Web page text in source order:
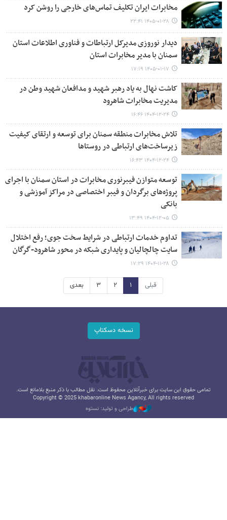
مخابرات ایران تکلیف تماس‌های خارجی را روشن کرد
۱۴۰۵-۰۱-۲۸ ۲۲:۴۱
دیدار نوروزی مدیرکل ارتباطات و فناوری اطلاعات استان
سمنان با مدیر مخابرات استان
۱۴۰۵-۰۱-۱۷ ۱۷:۱۹
کاشت نهال به یاد رهبر شهید و مدافعان شهید وطن در
مدیریت مخابرات شاهرود
۱۴۰۴-۱۲-۲۴ ۱۶:۴۶
تلاش مخابرات منطقه سمنان برای توسعه و ارتقای کیفیت
زیرساخت‌های ارتباطی در روستاها
۱۴۰۴-۱۲-۲۴ ۱۶:۴۳
توسعه متوازن فیبرنوری مخابرات در استان سمنان با اجرای
پروژه‌های برگردان و فیبر اختصاصی در مراکز آموزشی و
بانکی
۱۴۰۴-۱۲-۰۵ ۱۳:۴۹
تداوم خدمات ارتباطی در شرایط سخت جوی؛ رفع اختلال
سایت چالچالیان و پایداری شبکه در محور شاهرود-گرگان
۱۴۰۴-۱۱-۲۸ ۱۷:۲۹
قبلی ۱ ۲ ۳ بعدی
نسخه دسکتاپ
تمامی حقوق این سایت برای خبرآنلاین محفوظ است. نقل مطالب با ذکر منبع بلامانع است.
Copyright © 2025 khabaronline News Agancy, All rights reserved
طراحی و تولید: نستوه